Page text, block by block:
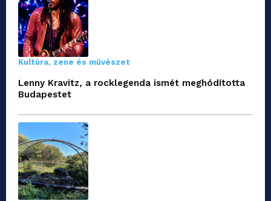
Kultúra, zene és művészet
Lenny Kravitz, a rocklegenda ismét meghódította
Budapestet